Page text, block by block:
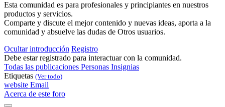
Esta comunidad es para profesionales y principiantes en nuestros
productos y servicios.
Comparte y discute el mejor contenido y nuevas ideas, aporta a la
comunidad y absuelve las dudas de Otros usuarios.
Ocultar introducción Registro
Debe estar registrado para interactuar con la comunidad.
Todas las publicaciones Personas Insignias
Etiquetas (Ver todo)
website Email
Acerca de este foro